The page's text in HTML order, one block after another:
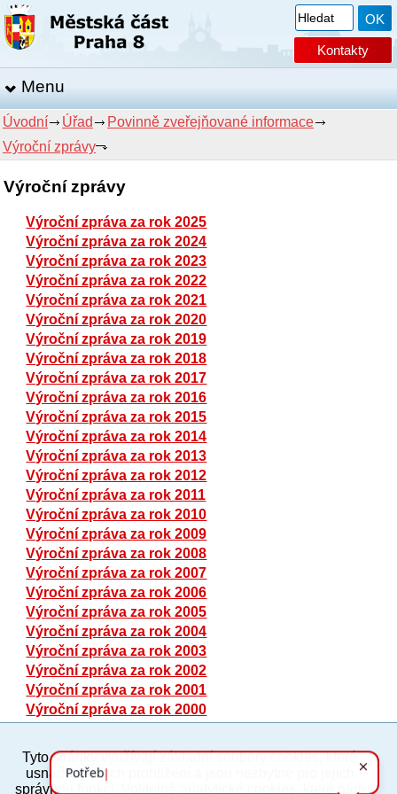
Kontakty
Menu
Úvodní Úřad
Povinně zveřejňované informace
Výroční zprávy
Výroční zprávy
Výroční zpráva za rok 2025
Výroční zpráva za rok 2024
Výroční zpráva za rok 2023
Výroční zpráva za rok 2022
Výroční zpráva za rok 2021
Výroční zpráva za rok 2020
Výroční zpráva za rok 2019
Výroční zpráva za rok 2018
Výroční zpráva za rok 2017
Výroční zpráva za rok 2016
Výroční zpráva za rok 2015
Výroční zpráva za rok 2014
Výroční zpráva za rok 2013
Výroční zpráva za rok 2012
Výroční zpráva za rok 2011
Výroční zpráva za rok 2010
Výroční zpráva za rok 2009
Výroční zpráva za rok 2008
Výroční zpráva za rok 2007
Výroční zpráva za rok 2006
Výroční zpráva za rok 2005
Výroční zpráva za rok 2004
Výroční zpráva za rok 2003
Výroční zpráva za rok 2002
Výroční zpráva za rok 2001
Výroční zpráva za rok 2000
ENG
Tyto stránky využívají základní soubory cookies, které
usnadňují jejich prohlížení a jsou nezbytné pro jejich
správnou funkci. Volitelně analytické cookies, které nám